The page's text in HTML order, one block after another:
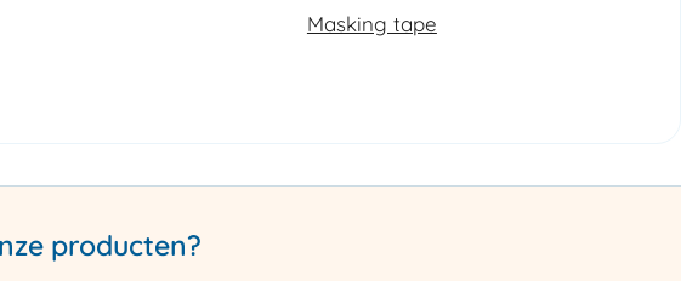
Masking tape
producten?